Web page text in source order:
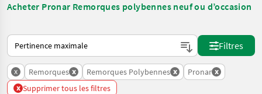
Acheter Pronar Remorques polybennes neuf ou d’occasion
Voici comment les annonces sont triées sur Landwirt.com
Filtres
x Remorques x Remorques Polybennes x Pronar x
x Supprimer tous les filtres